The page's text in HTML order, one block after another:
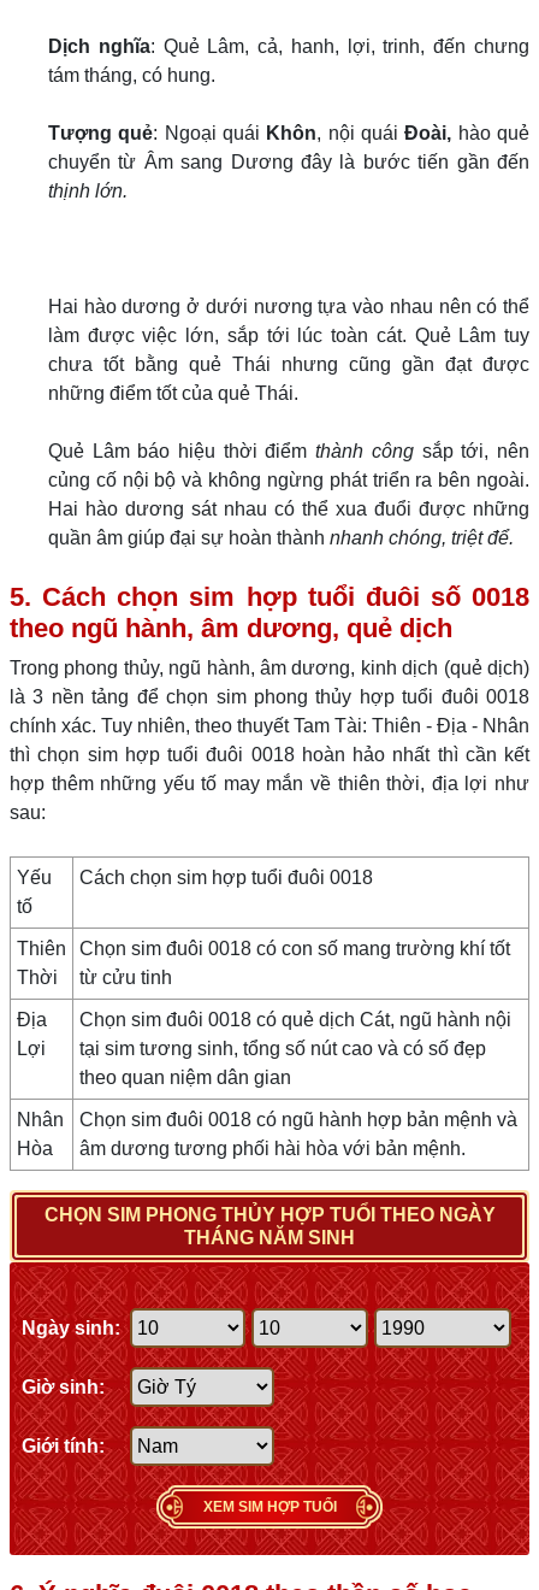
Dịch nghĩa: Quẻ Lâm, cả, hanh, lợi, trinh, đến chưng
tám tháng, có hung.
Tượng quẻ: Ngoại quái Khôn, nội quáiĐoài, hào quẻ
chuyển từ Âm sang Dương đây là bước tiến gần đến
thịnh lớn.
Hai hào dương ở dưới nương tựa vào nhau nên có thể
làm được việc lớn, sắp tới lúc toàn cát. Quẻ Lâm tuy
chưa tốt bằng quẻ Thái nhưng cũng gần đạt được
những điểm tốt của quẻ Thái.
Quẻ Lâm báo hiệu thời điểmthành công sắp tới, nên
củng cố nội bộ và không ngừng phát triển ra bên ngoài.
Hai hào dương sát nhau có thể xua đuổi được những
quần âm giúp đại sự hoàn thành nhanh chóng, triệt để.
5. Cách chọn sim hợp tuổi đuôi số 0018
theo ngũ hành, âm dương, quẻ dịch
Trong phong thủy, ngũ hành, âm dương, kinh dịch (quẻ dịch)
là 3 nền tảng để chọn sim phong thủy hợp tuổi đuôi 0018
chính xác. Tuy nhiên, theo thuyết Tam Tài: Thiên - Địa - Nhân
thì chọn sim hợp tuổi đuôi 0018 hoàn hảo nhất thì cần kết
hợp thêm những yếu tố may mắn về thiên thời, địa lợi như
sau:
Yếu
tố
Cách chọn sim hợp tuổi đuôi 0018
Thiên
Thời
Chọn sim đuôi 0018 có con số mang trường khí tốt
từ cửu tinh
Địa
Lợi
Chọn sim đuôi 0018 có quẻ dịch Cát, ngũ hành nội
tại sim tương sinh, tổng số nút cao và có số đẹp
theo quan niệm dân gian
Nhân
Hòa
Chọn sim đuôi 0018 có ngũ hành hợp bản mệnh và
âm dương tương phối hài hòa với bản mệnh.
CHỌN SIM PHONG THỦY HỢP TUỔI THEO NGÀY
THÁNG NĂM SINH
Ngày sinh:
Giờ sinh:
Giới tính:
XEM SIM HỢP TUỔI